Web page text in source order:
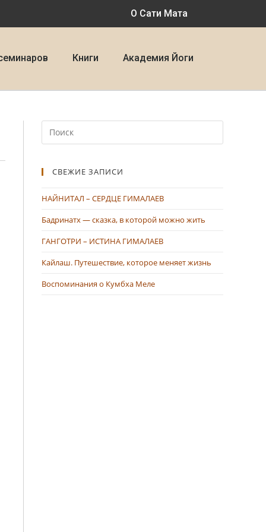
О Сати Мата
Книги Академия Йоги
СВЕЖИЕ ЗАПИСИ
НАЙНИТАЛ – СЕРДЦЕ ГИМАЛАЕВ
Бадринатх — сказка, в которой можно жить
ГАНГОТРИ – ИСТИНА ГИМАЛАЕВ
Кайлаш. Путешествие, которое меняет жизнь
Воспоминания о Кумбха Меле